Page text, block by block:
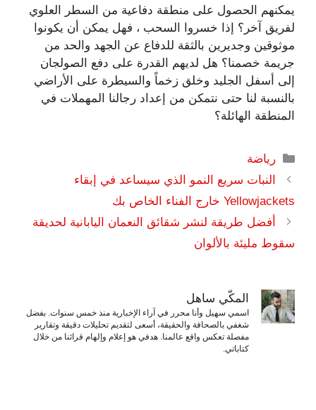
يمكنهم الحصول على منطقة دفاعية من السطر العلوي
لفريق آخر؟ إذا خسروا السحب ، فهل يمكن أن يكونوا
موثوقين وجديرين بالثقة للدفاع عن الجهد والحد من
جريمة خصمنا؟ هل لديهم القدرة على دفع الصولجان
إلى أسفل الجليد وخلق زخماً والسيطرة على الأراضي
بالنسبة لنا حتى نتمكن من إعداد رجالنا المهملات في
المنطقة الهائلة؟
التصنيفات
رياضة
النبات سريع النمو الذي سيساعد في إبقاء
Yellowjackets خارج الفناء الخاص بك
أفضل طريقة لنشر شقائق النعمان اليابانية لحديقة
سقوط مليئة بالألوان
المكّي ساهل
اسمي سهيل وأنا محرر في آراء الإخبارية منذ خمس سنوات. بفضل
شغفي بالصحافة والحقيقة، أسعى لتقديم تحليلات دقيقة وتقارير
مفصلة تعكس واقع عالمنا. هدفي هو إعلام وإلهام قرائنا من خلال
كتاباتي.